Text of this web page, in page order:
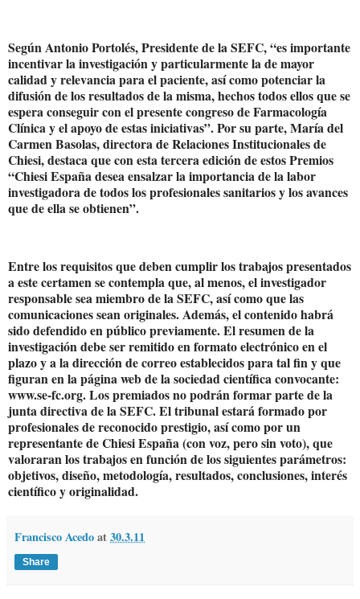
Según Antonio Portolés, Presidente de la SEFC, “es importante
incentivar la investigación y particularmente la de mayor
calidad y relevancia para el paciente, así como potenciar la
difusión de los resultados de la misma, hechos todos ellos que se
espera conseguir con el presente congreso de Farmacología
Clínica y el apoyo de estas iniciativas”. Por su parte, María del
Carmen Basolas, directora de Relaciones Institucionales de
Chiesi, destaca que con esta tercera edición de estos Premios
“Chiesi España desea ensalzar la importancia de la labor
investigadora de todos los profesionales sanitarios y los avances
que de ella se obtienen”.
Entre los requisitos que deben cumplir los trabajos presentados
a este certamen se contempla que, al menos, el investigador
responsable sea miembro de la SEFC, así como que las
comunicaciones sean originales. Además, el contenido habrá
sido defendido en público previamente. El resumen de la
investigación debe ser remitido en formato electrónico en el
plazo y a la dirección de correo establecidos para tal fin y que
figuran en la página web de la sociedad científica convocante:
www.se-fc.org. Los premiados no podrán formar parte de la
junta directiva de la SEFC. El tribunal estará formado por
profesionales de reconocido prestigio, así como por un
representante de Chiesi España (con voz, pero sin voto), que
valoraran los trabajos en función de los siguientes parámetros:
objetivos, diseño, metodología, resultados, conclusiones, interés
científico y originalidad.
Francisco Acedoat30.3.11
Share